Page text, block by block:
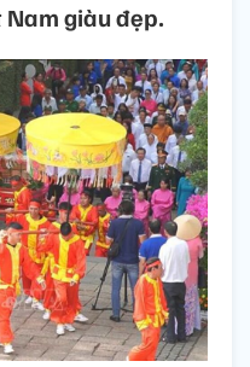
giàu đẹp.